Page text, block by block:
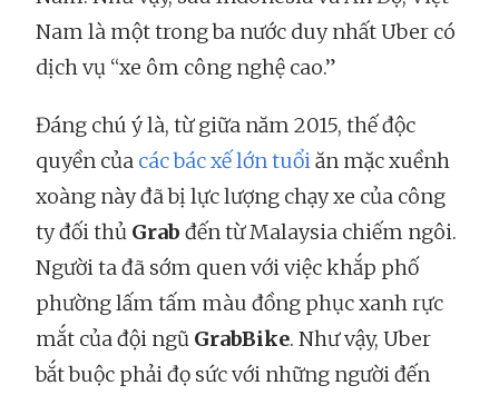
Nam là một trong ba nước duy nhất Uber có
dịch vụ “xe ôm công nghệ cao.”
Đáng chú ý là, từ giữa năm 2015, thế độc
quyền của các bác xế lớn tuổiăn mặc xuềnh
xoàng này đã bị lực lượng chạy xe của công
ty đối thủ Grab đến từ Malaysia chiếm ngôi.
Người ta đã sớm quen với việc khắp phố
phường lấm tấm màu đồng phục xanh rực
mắt của đội ngũ GrabBike. Như vậy, Uber
bắt buộc phải đọ sức với những người đến